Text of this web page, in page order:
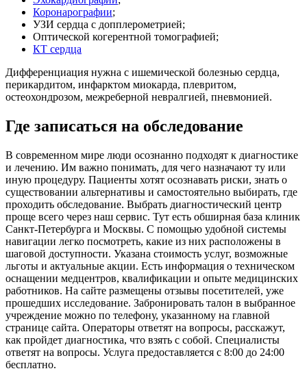
Коронарографии;
УЗИ сердца с допплерометрией;
Оптической когерентной томографией;
КТ сердца
Дифференциация нужна с ишемической болезнью сердца,
перикардитом, инфарктом миокарда, плевритом,
остеохондрозом, межреберной невралгией, пневмонией.
Где записаться на обследование
В современном мире люди осознанно подходят к диагностике
и лечению. Им важно понимать, для чего назначают ту или
иную процедуру. Пациенты хотят осознавать риски, знать о
существовании альтернативы и самостоятельно выбирать, где
проходить обследование. Выбрать диагностический центр
проще всего через наш сервис. Тут есть обширная база клиник
Санкт-Петербурга и Москвы. С помощью удобной системы
навигации легко посмотреть, какие из них расположены в
шаговой доступности. Указана стоимость услуг, возможные
льготы и актуальные акции. Есть информация о техническом
оснащении медцентров, квалификации и опыте медицинских
работников. На сайте размещены отзывы посетителей, уже
прошедших исследование. Забронировать талон в выбранное
учреждение можно по телефону, указанному на главной
странице сайта. Операторы ответят на вопросы, расскажут,
как пройдет диагностика, что взять с собой. Специалисты
ответят на вопросы. Услуга предоставляется с 8:00 до 24:00
бесплатно.